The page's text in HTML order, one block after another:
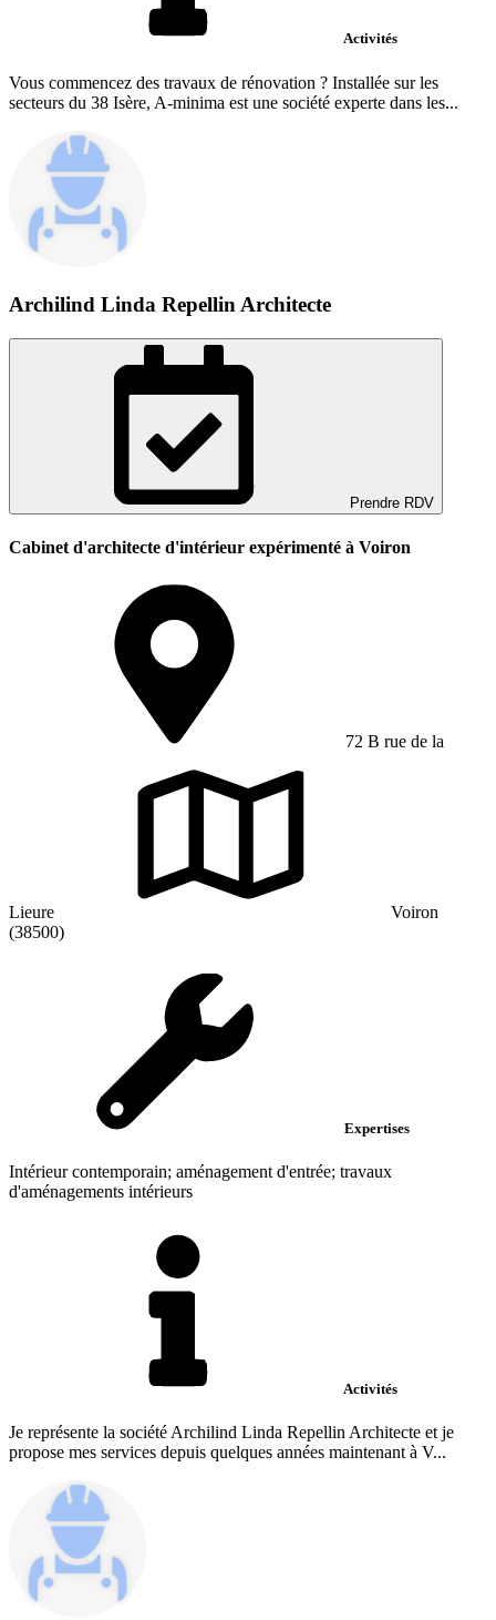
Activités
Vous commencez des travaux de rénovation ? Installée sur les
secteurs du 38 Isère, A-minima est une société experte dans les...
Archilind Linda Repellin Architecte
Prendre RDV
Cabinet d'architecte d'intérieur expérimenté à Voiron
72 B rue de la
Lieure
Voiron
(38500)
Expertises
Intérieur contemporain; aménagement d'entrée; travaux
d'aménagements intérieurs
Activités
Je représente la société Archilind Linda Repellin Architecte et je
propose mes services depuis quelques années maintenant à V...